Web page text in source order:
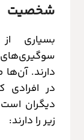
شخصیت
بسیاری
سوگیری‌های
دارند. آن‌ها
در
دیگران
زیر را دارند: